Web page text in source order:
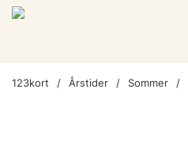
123kort Årstider Sommer